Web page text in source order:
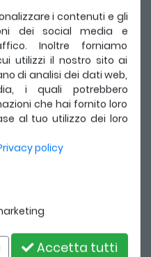
i contenuti e gli
dei social media e
Inoltre forniamo
utilizzi il nostro sito ai
di analisi dei dati web,
i quali potrebbero
che hai fornito loro
al tuo utilizzo dei loro
policy
Accetta tutti